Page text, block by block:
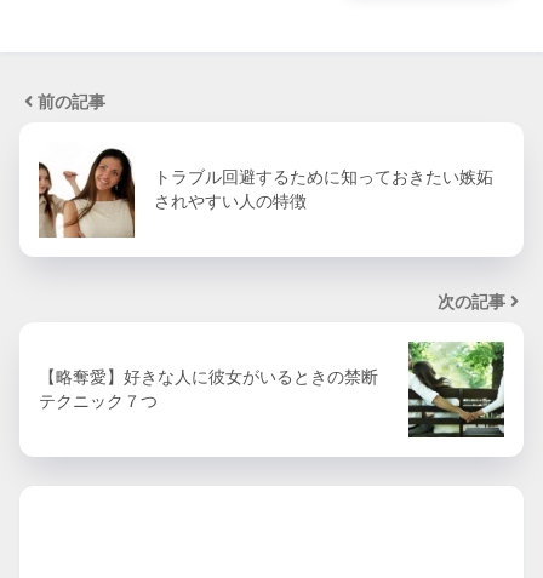
前の記事
トラブル回避するために知っておきたい嫉妬
されやすい人の特徴
次の記事
【略奪愛】好きな人に彼女がいるときの禁断
テクニック７つ